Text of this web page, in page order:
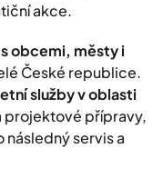
akce.
obcemi, městy i
České republice.
služby v oblasti
projektové přípravy,
následný servis a